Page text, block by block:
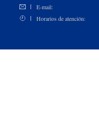
E-mail:
Horarios de atención: